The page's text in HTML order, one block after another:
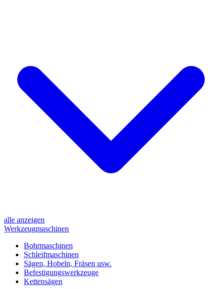
alle anzeigen
Werkzeugmaschinen
Bohrmaschinen
Schleifmaschinen
Sägen, Hobeln, Fräsen usw.
Befestigungswerkzeuge
Kettensägen